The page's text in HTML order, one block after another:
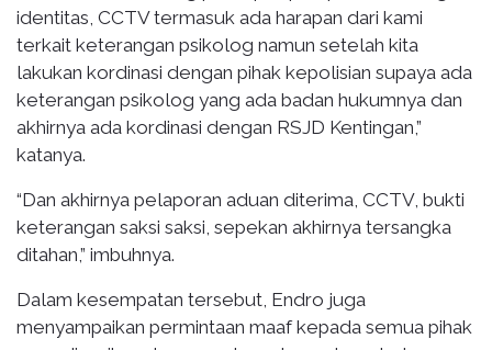
identitas, CCTV termasuk ada harapan dari kami
terkait keterangan psikolog namun setelah kita
lakukan kordinasi dengan pihak kepolisian supaya ada
keterangan psikolog yang ada badan hukumnya dan
akhirnya ada kordinasi dengan RSJD Kentingan,”
katanya.
“Dan akhirnya pelaporan aduan diterima, CCTV, bukti
keterangan saksi saksi, sepekan akhirnya tersangka
ditahan,” imbuhnya.
Dalam kesempatan tersebut, Endro juga
menyampaikan permintaan maaf kepada semua pihak